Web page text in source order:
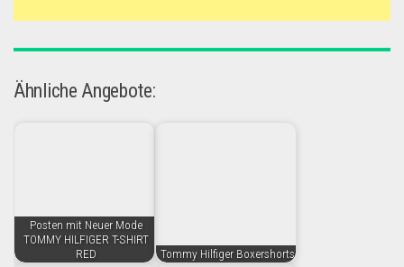
Ähnliche Angebote:
Posten mit Neuer Mode
TOMMY HILFIGER T-SHIRT
RED
Tommy Hilfiger Boxershorts